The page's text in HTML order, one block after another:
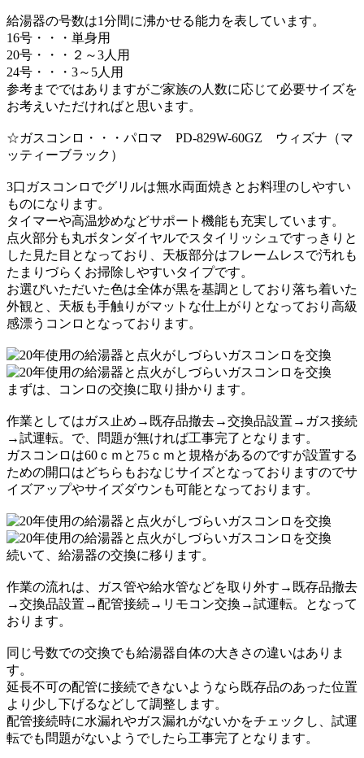
給湯器の号数は1分間に沸かせる能力を表しています。
16号・・・単身用
20号・・・２～3人用
24号・・・3～5人用
参考までではありますがご家族の人数に応じて必要サイズを
お考えいただければと思います。
☆ガスコンロ・・・パロマ PD-829W-60GZ ウィズナ（マ
ッティーブラック）
3口ガスコンロでグリルは無水両面焼きとお料理のしやすい
ものになります。
タイマーや高温炒めなどサポート機能も充実しています。
点火部分も丸ボタンダイヤルでスタイリッシュですっきりと
した見た目となっており、天板部分はフレームレスで汚れも
たまりづらくお掃除しやすいタイプです。
お選びいただいた色は全体が黒を基調としており落ち着いた
外観と、天板も手触りがマットな仕上がりとなっており高級
感漂うコンロとなっております。
まずは、コンロの交換に取り掛かります。
作業としてはガス止め→既存品撤去→交換品設置→ガス接続
→試運転。で、問題が無ければ工事完了となります。
ガスコンロは60ｃｍと75ｃｍと規格があるのですが設置する
ための開口はどちらもおなじサイズとなっておりますのでサ
イズアップやサイズダウンも可能となっております。
続いて、給湯器の交換に移ります。
作業の流れは、ガス管や給水管などを取り外す→既存品撤去
→交換品設置→配管接続→リモコン交換→試運転。
となって
おります。
同じ号数での交換でも給湯器自体の大きさの違いはありま
す。
延長不可の配管に接続できないようなら既存品のあった位置
より少し下げるなどして調整します。
配管接続時に水漏れやガス漏れがないかをチェックし、試運
転でも問題がないようでしたら工事完了となります。